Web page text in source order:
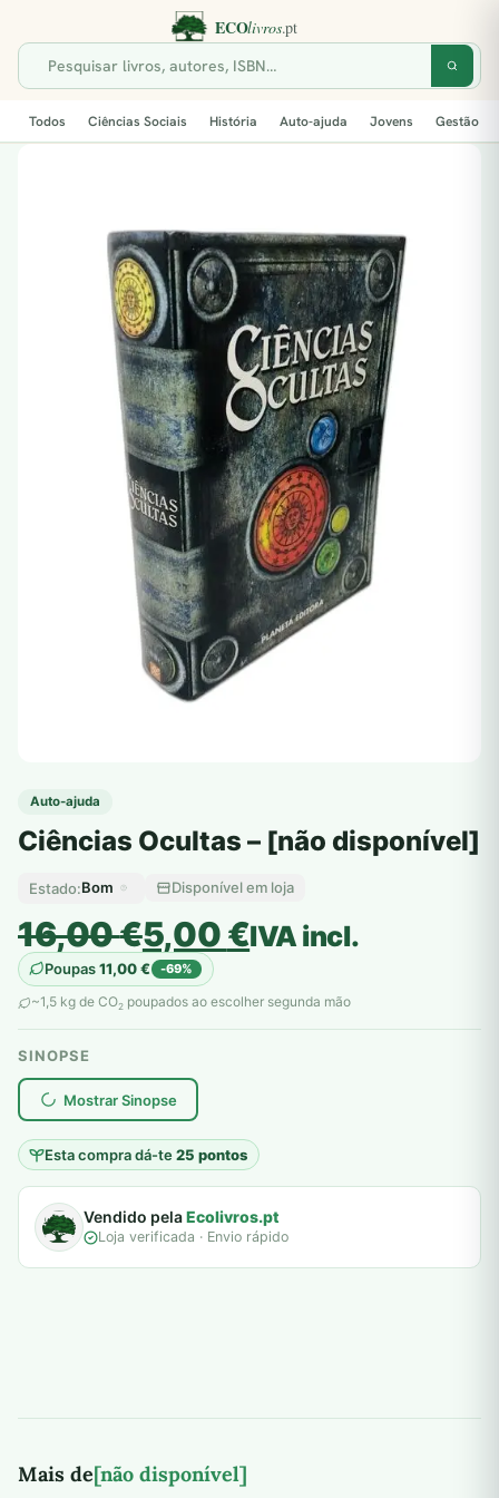
Todos Ciências Sociais História Auto-ajuda Jovens Gestão
Auto-ajuda
Ciências Ocultas – [não disponível]
Estado:Bom Disponível em loja
16,00€
O
preço
original
era:
16,00 €.
5,00€
O
preço
atual
é:
5,00 €.
IVA incl.
Poupas11,00€ -69%
~1,5 kg de CO2 poupados ao escolher segunda mão
SINOPSE
Mostrar Sinopse
Esta compra dá-te25 pontos
plantar árvores reais
Vendido pelaEcolivros.pt
Loja verificada · Envio rápido
Mais de[não disponível]